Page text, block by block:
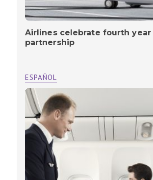
Airlines celebrate fourth year
partnership
ESPAÑOL